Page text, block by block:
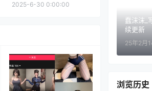
2025-6-30 0:00:00
蠢沫沫_
续更新
25年2月
浏览历史